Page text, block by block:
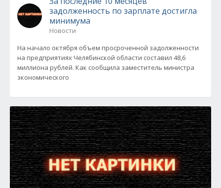
задолженность по зарплате достигла
минимума
Новости
На начало октября объем просроченной задолженности
на предприятиях Челябинской области составил 48,6
миллиона рублей. Как сообщила заместитель министра
экономического